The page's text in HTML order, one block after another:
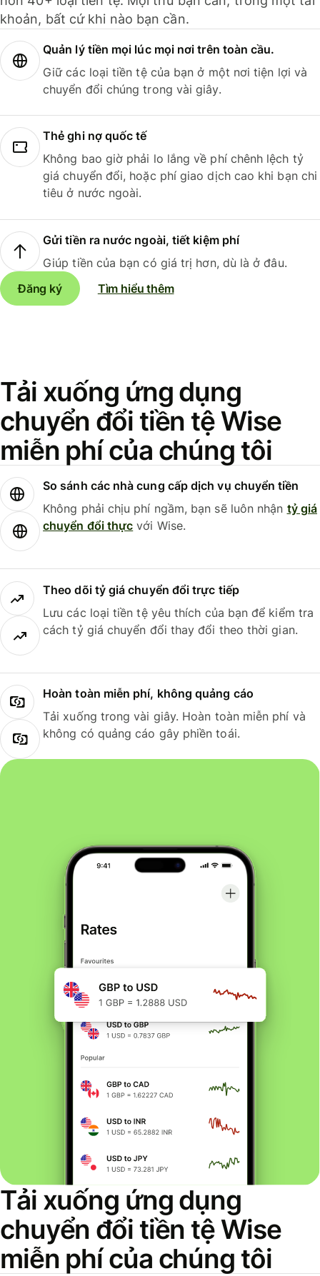
khoản, bất cứ khi nào bạn cần.
Quản lý tiền mọi lúc mọi nơi trên toàn cầu.
Giữ các loại tiền tệ của bạn ở một nơi tiện lợi và
chuyển đổi chúng trong vài giây.
Thẻ ghi nợ quốc tế
Không bao giờ phải lo lắng về phí chênh lệch tỷ
giá chuyển đổi, hoặc phí giao dịch cao khi bạn chi
tiêu ở nước ngoài.
Gửi tiền ra nước ngoài, tiết kiệm phí
Giúp tiền của bạn có giá trị hơn, dù là ở đâu.
Đăng ký
Tìm hiểu thêm
Tải xuống ứng dụng
chuyển đổi tiền tệ Wise
miễn phí của chúng tôi
So sánh các nhà cung cấp dịch vụ chuyển tiền
Không phải chịu phí ngầm, bạn sẽ luôn nhận tỷ giá
chuyển đổi thực với Wise.
Theo dõi tỷ giá chuyển đổi trực tiếp
Lưu các loại tiền tệ yêu thích của bạn để kiểm tra
cách tỷ giá chuyển đổi thay đổi theo thời gian.
Hoàn toàn miễn phí, không quảng cáo
Tải xuống trong vài giây. Hoàn toàn miễn phí và
không có quảng cáo gây phiền toái.
Tải xuống ứng dụng
chuyển đổi tiền tệ Wise
miễn phí của chúng tôi